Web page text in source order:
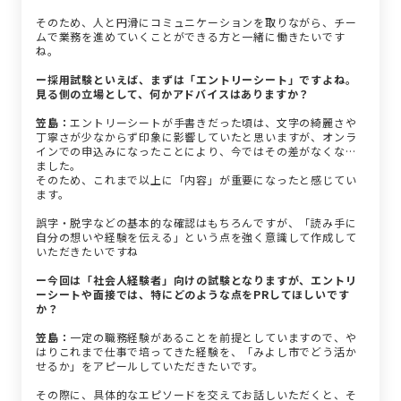
そのため、人と円滑にコミュニケーションを取りながら、チー
ムで業務を進めていくことができる方と一緒に働きたいです
ね。
ー採用試験といえば、まずは「エントリーシート」ですよね。
見る側の立場として、何かアドバイスはありますか？
笠島：エントリーシートが手書きだった頃は、文字の綺麗さや
丁寧さが少なからず印象に影響していたと思いますが、オンラ
インでの申込みになったことにより、今ではその差がなくなり
ました。
そのため、これまで以上に「内容」が重要になったと感じてい
ます。
誤字・脱字などの基本的な確認はもちろんですが、「読み手に
自分の想いや経験を伝える」という点を強く意識して作成して
いただきたいですね
ー今回は「社会人経験者」向けの試験となりますが、エントリ
ーシートや面接では、特にどのような点をPRしてほしいです
か？
笠島： 一定の職務経験があることを前提としていますので、や
はりこれまで仕事で培ってきた経験を、「みよし市でどう活か
せるか」をアピールしていただきたいです。
その際に、具体的なエピソードを交えてお話しいただくと、そ